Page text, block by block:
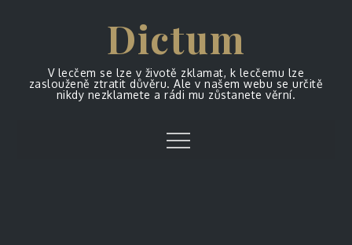
Dictum
V lecčem se lze v životě zklamat, k lecčemu lze
zaslouženě ztratit důvěru. Ale v našem webu se určitě
nikdy nezklamete a rádi mu zůstanete věrní.
Menu